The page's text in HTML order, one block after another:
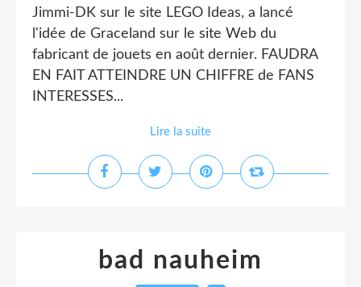
Jimmi-DK sur le site LEGO Ideas, a lancé
l'idée de Graceland sur le site Web du
fabricant de jouets en août dernier. FAUDRA
EN FAIT ATTEINDRE UN CHIFFRE de FANS
INTERESSES...
Lire la suite
bad nauheim